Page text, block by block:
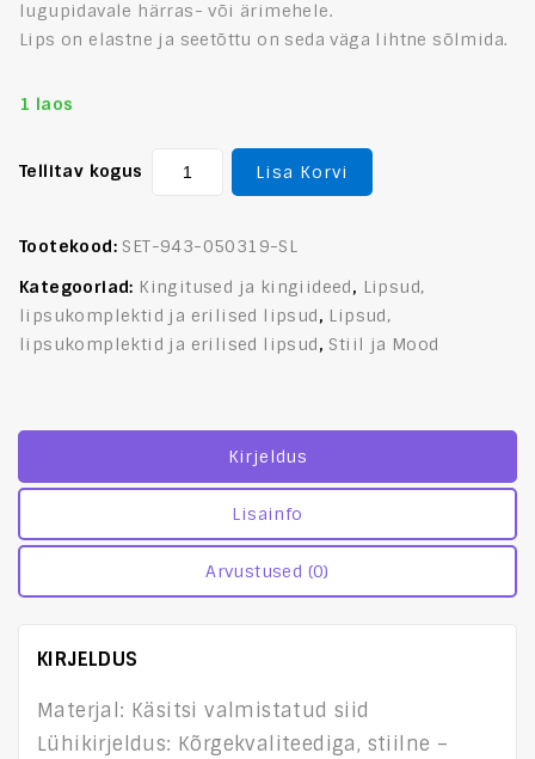
lugupidavale härras- või ärimehele.
Lips on elastne ja seetõttu on seda väga lihtne sõlmida.
1 laos
Tellitav kogus Lisa Korvi
Tootekood: SET-943-050319-SL
Kategooriad: Kingitused ja kingiideed, Lipsud,
lipsukomplektid ja erilised lipsud, Lipsud,
lipsukomplektid ja erilised lipsud, Stiil ja Mood
Kirjeldus
Lisainfo
Arvustused (0)
KIRJELDUS
Materjal: Käsitsi valmistatud siid
Lühikirjeldus: Kõrgekvaliteediga, stiilne –